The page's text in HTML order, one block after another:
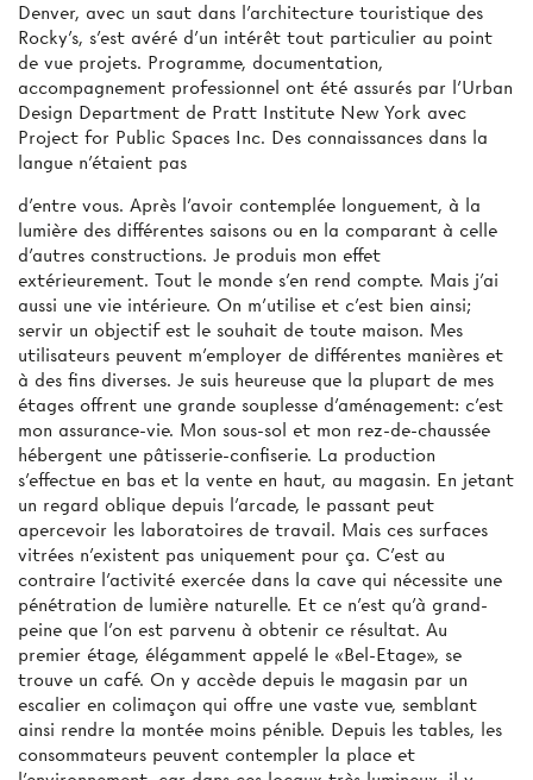
Denver, avec un saut dans l'architecture touristique des
Rocky’s, s’est avéré d’un intérêt tout particulier au point
de vue projets. Programme, documentation,
accompagnement professionnel ont été assurés par l'Urban
Design Department de Pratt Institute New York avec
Project for Public Spaces Inc. Des connaissances dans la
langue n'étaient pas
d'entre vous. Après l’avoir contemplée longuement, à la
lumière des différentes saisons ou en la comparant à celle
d’autres constructions. Je produis mon effet
extérieurement. Tout le monde s’en rend compte. Mais j’ai
aussi une vie intérieure. On m'utilise et c’est bien ainsi;
servir un objectif est le souhait de toute maison. Mes
utilisateurs peuvent m'employer de différentes manières et
à des fins diverses. Je suis heureuse que la plupart de mes
étages offrent une grande souplesse d’aménagement: c’est
mon assurance-vie. Mon sous-sol et mon rez-de-chaussée
hébergent une pâtisserie-confiserie. La production
s’effectue en bas et la vente en haut, au magasin. En jetant
un regard oblique depuis l’arcade, le passant peut
apercevoir les laboratoires de travail. Mais ces surfaces
vitrées n’existent pas uniquement pour ça. C’est au
contraire l'activité exercée dans la cave qui nécessite une
pénétration de lumière naturelle. Et ce n'est qu'à grand-
peine que l'on est parvenu à obtenir ce résultat. Au
premier étage, élégamment appelé le «Bel-Etage», se
trouve un café. On y accède depuis le magasin par un
escalier en colimaçon qui offre une vaste vue, semblant
ainsi rendre la montée moins pénible. Depuis les tables, les
consommateurs peuvent contempler la place et